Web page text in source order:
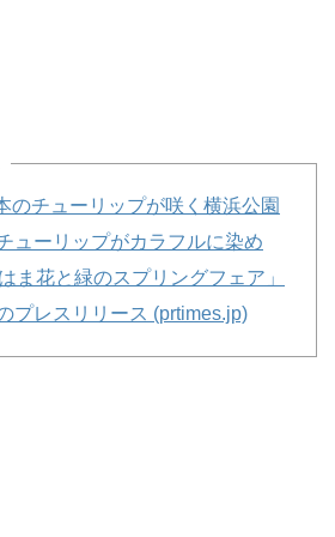
のチューリップが咲く横浜公園
ューリップがカラフルに染め
ま花と緑のスプリングフェア」
プレスリリース (prtimes.jp)